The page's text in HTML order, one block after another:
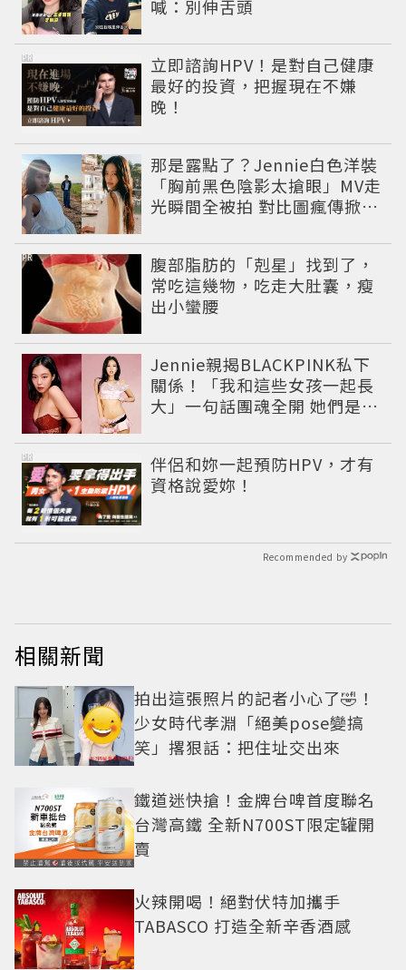
喊：別伸舌頭
立即諮詢HPV！是對自己健康
最好的投資，把握現在不嫌
晚！
PR
那是露點了？Jennie白色洋裝
「胸前黑色陰影太搶眼」MV走
光瞬間全被拍 對比圖瘋傳掀論
腹部脂肪的「剋星」找到了，
常吃這幾物，吃走大肚囊，瘦
出小蠻腰
PR
Jennie親揭BLACKPINK私下
關係！「我和這些女孩一起長
大」一句話團魂全開 她們是彼
伴侶和妳一起預防HPV，才有
資格說愛妳！
PR
Recommended by
相關新聞
拍出這張照片的記者小心了🤣！
少女時代孝淵「絕美pose變搞
笑」撂狠話：把住址交出來
鐵道迷快搶！金牌台啤首度聯名
台灣高鐵 全新N700ST限定罐開
賣
火辣開喝！絕對伏特加攜手
TABASCO 打造全新辛香酒感